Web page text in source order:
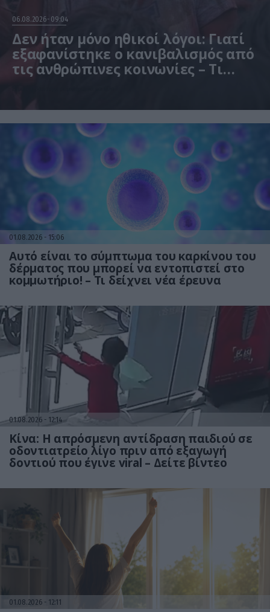
06.08.2026 09:04
Δεν ήταν μόνο ηθικοί λόγοι: Γιατί
εξαφανίστηκε ο κανιβαλισμός από
τις ανθρώπινες κοινωνίες – Τι
01.08.2026 15:06
Αυτό είναι το σύμπτωμα του καρκίνου του
δέρματος που μπορεί να εντοπιστεί στο
κομμωτήριο! – Τι δείχνει νέα έρευνα
01.08.2026 12:14
Κίνα: Η απρόσμενη αντίδραση παιδιού σε
οδοντιατρείο λίγο πριν από εξαγωγή
δοντιού που έγινε viral – Δείτε βίντεο
01.08.2026 12:11